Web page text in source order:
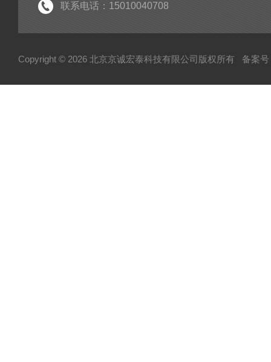
联系电话：15010040708
Copyright © 2026 北京京诚宏泰科技有限公司版权所有 备案号